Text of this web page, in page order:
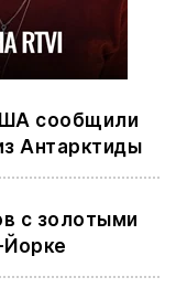
сообщили
Антарктиды
с золотыми
Йорке